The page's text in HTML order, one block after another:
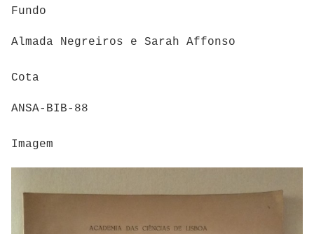
Fundo
Almada Negreiros e Sarah Affonso
Cota
ANSA-BIB-88
Imagem